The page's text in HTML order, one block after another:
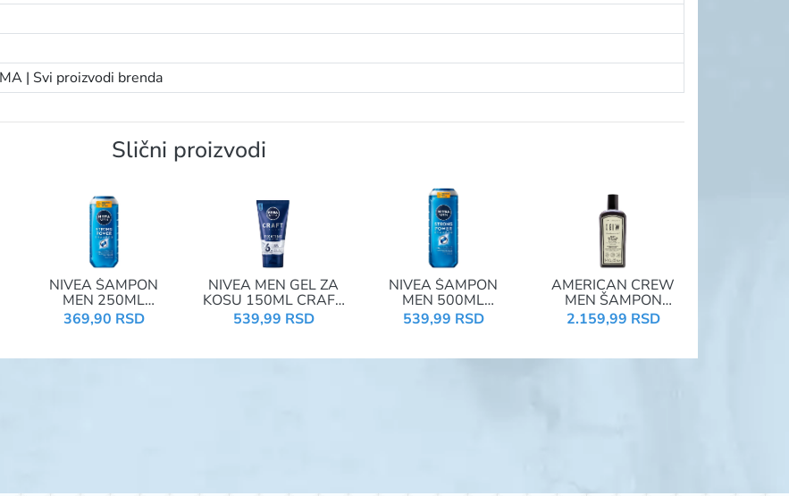
| Svi proizvodi brenda
Slični proizvodi
NIVEA ŠAMPON
MEN 250ML
STRONG POWER
81423
369,90 RSD
NIVEA MEN GEL ZA
KOSU 150ML CRAFT
STYLERS FIXATING
89033
539,99 RSD
NIVEA ŠAMPON
MEN 500ML
STRONG POWER
99000
539,99 RSD
AMERICAN CREW
MEN ŠAMPON
250ML BOOST PRE-
STYLING 0759
2.159,99 RSD